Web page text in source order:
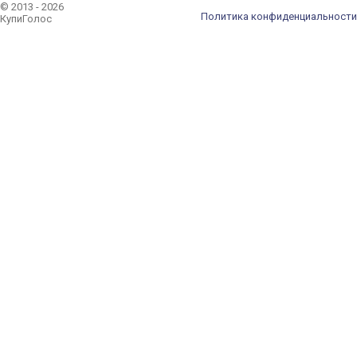
© 2013 - 2026
КупиГолос
Политика конфиденциальности